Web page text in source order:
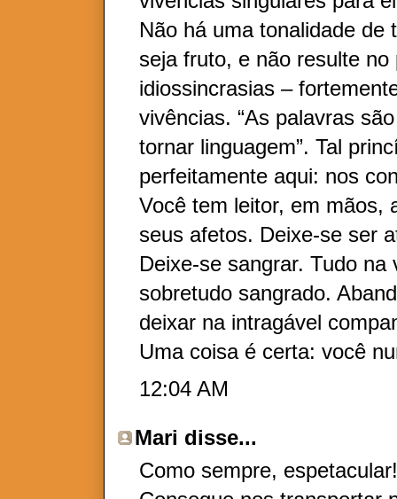
Não há uma tonalidade de
seja fruto, e não resulte
idiossincrasias –
vivências. “As palavras
tornar linguagem”. Tal
perfeitamente aqui: nos
Você tem leitor, em mãos,
seus afetos. Deixe-se ser
Deixe-se sangrar. Tudo
sobretudo sangrado.
deixar na intragável
Uma coisa é certa: você
12:04 AM
Mari disse...
Como sempre,